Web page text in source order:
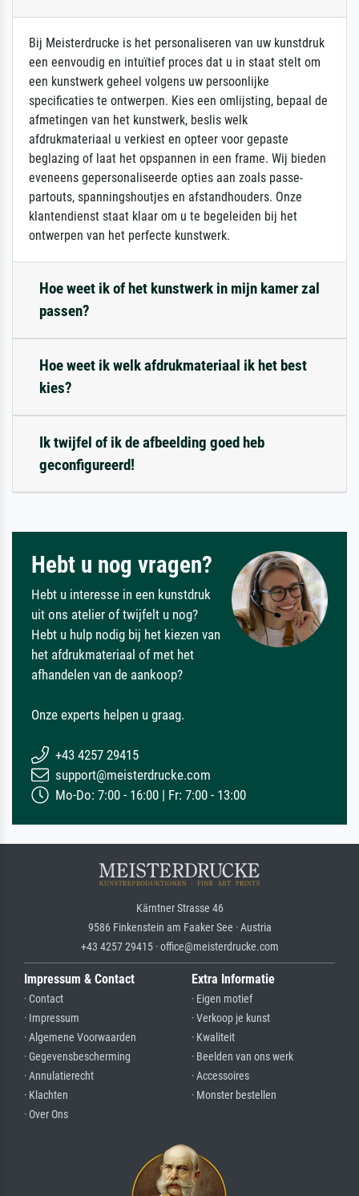
Bij Meisterdrucke is het personaliseren van uw kunstdruk
een eenvoudig en intuïtief proces dat u in staat stelt om
een kunstwerk geheel volgens uw persoonlijke
specificaties te ontwerpen. Kies een omlijsting, bepaal de
afmetingen van het kunstwerk, beslis welk
afdrukmateriaal u verkiest en opteer voor gepaste
beglazing of laat het opspannen in een frame. Wij bieden
eveneens gepersonaliseerde opties aan zoals passe-
partouts, spanningshoutjes en afstandhouders. Onze
klantendienst staat klaar om u te begeleiden bij het
ontwerpen van het perfecte kunstwerk.
Hoe weet ik of het kunstwerk in mijn kamer zal
passen?
Hoe weet ik welk afdrukmateriaal ik het best
kies?
Ik twijfel of ik de afbeelding goed heb
geconfigureerd!
Hebt u nog vragen?
Hebt u interesse in een kunstdruk
uit ons atelier of twijfelt u nog?
Hebt u hulp nodig bij het kiezen van
het afdrukmateriaal of met het
afhandelen van de aankoop?
Onze experts helpen u graag.
+43 4257 29415
support@meisterdrucke.com
Mo-Do: 7:00 - 16:00 | Fr: 7:00 - 13:00
Kärntner Strasse 46
9586 Finkenstein am Faaker See · Austria
+43 4257 29415 · office@meisterdrucke.com
Impressum & Contact
· Contact
· Impressum
· Algemene Voorwaarden
· Gegevensbescherming
· Annulatierecht
· Klachten
· Over Ons
Extra Informatie
· Eigen motief
· Verkoop je kunst
· Kwaliteit
· Beelden van ons werk
· Accessoires
· Monster bestellen